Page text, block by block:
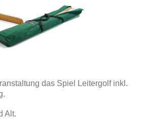
das Spiel Leitergolf inkl.
Alt.